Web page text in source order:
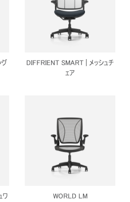
を選択してください
アカウント作成
登録
入力
グ
DIFFRIENT SMART | メッシュチ
ェア
ワ
WORLD LM